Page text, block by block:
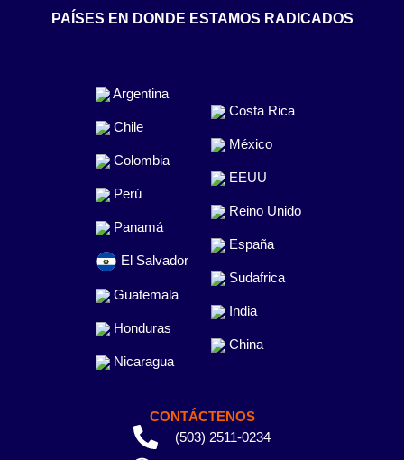
PAÍSES EN DONDE ESTAMOS RADICADOS
Argentina
Chile
Colombia
Perú
Panamá
El Salvador
Guatemala
Honduras
Nicaragua
Costa Rica
México
EEUU
Reino Unido
España
Sudafrica
India
China
CONTÁCTENOS
(503) 2511-0234